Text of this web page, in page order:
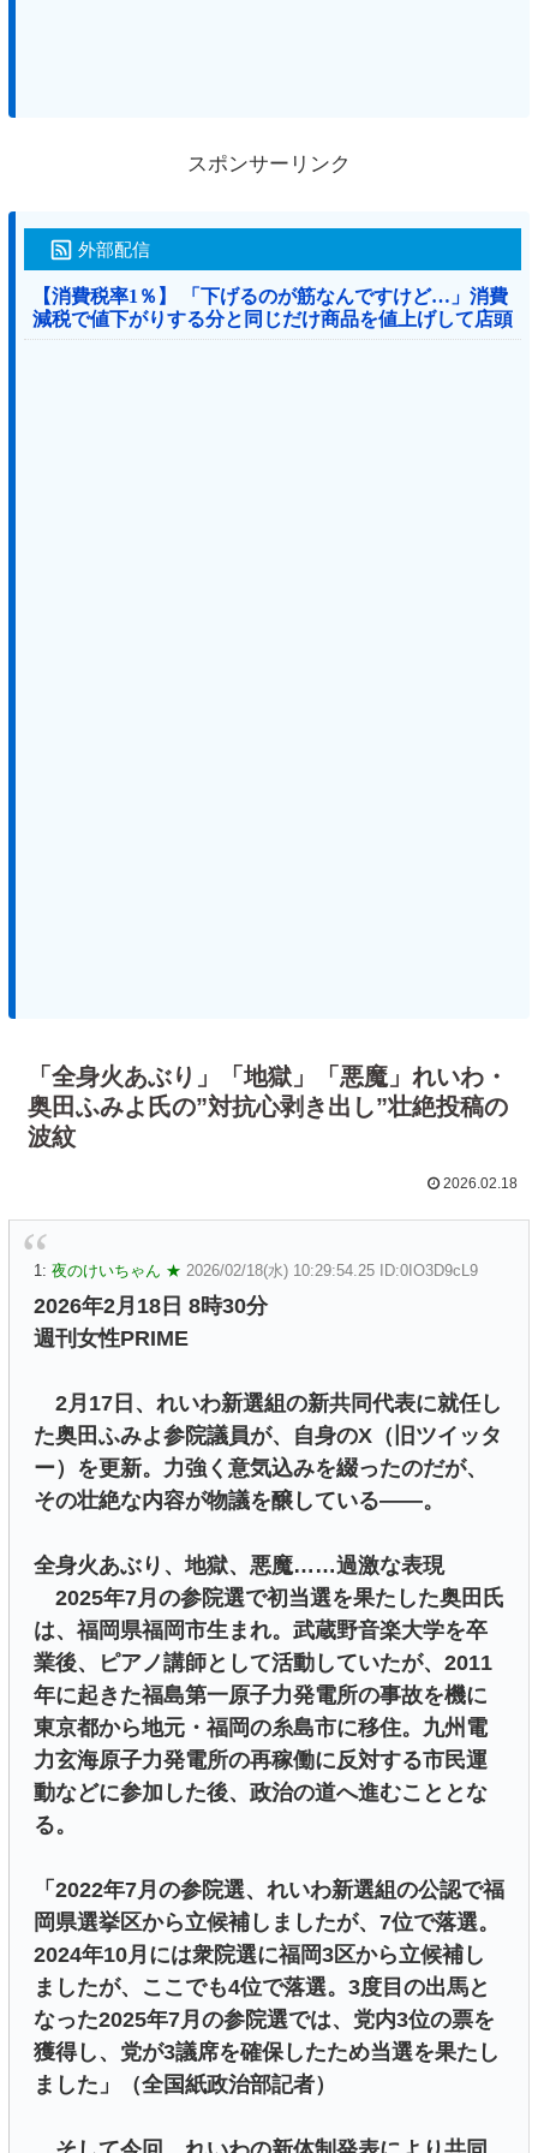
スポンサーリンク
外部配信
【消費税率1％】 「下げるのが筋なんですけど…」消費
減税で値下がりする分と同じだけ商品を値上げして店頭
価格を変えない店も
「全身火あぶり」「地獄」「悪魔」れいわ・
奥田ふみよ氏の”対抗心剥き出し”壮絶投稿の
波紋
2026.02.18
1: 夜のけいちゃん ★ 2026/02/18(水) 10:29:54.25 ID:0IO3D9cL9
2026年2月18日 8時30分
週刊女性PRIME
2月17日、れいわ新選組の新共同代表に就任し
た奥田ふみよ参院議員が、自身のX（旧ツイッタ
ー）を更新。力強く意気込みを綴ったのだが、
その壮絶な内容が物議を醸している――。
全身火あぶり、地獄、悪魔……過激な表現
2025年7月の参院選で初当選を果たした奥田氏
は、福岡県福岡市生まれ。武蔵野音楽大学を卒
業後、ピアノ講師として活動していたが、2011
年に起きた福島第一原子力発電所の事故を機に
東京都から地元・福岡の糸島市に移住。九州電
力玄海原子力発電所の再稼働に反対する市民運
動などに参加した後、政治の道へ進むこととな
る。
「2022年7月の参院選、れいわ新選組の公認で福
岡県選挙区から立候補しましたが、7位で落選。
2024年10月には衆院選に福岡3区から立候補し
ましたが、ここでも4位で落選。3度目の出馬と
なった2025年7月の参院選では、党内3位の票を
獲得し、党が3議席を確保したため当選を果たし
ました」（全国紙政治部記者）